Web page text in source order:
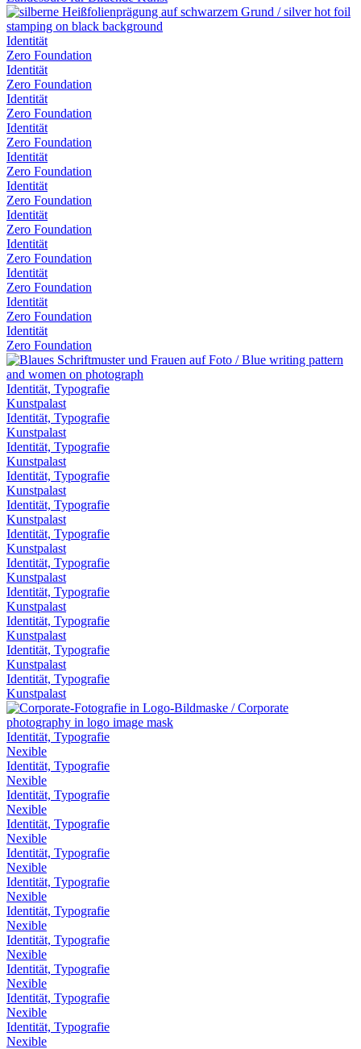
Identität
Zero Foundation
Identität
Zero Foundation
Identität
Zero Foundation
Identität
Zero Foundation
Identität
Zero Foundation
Identität
Zero Foundation
Identität
Zero Foundation
Identität
Zero Foundation
Identität
Zero Foundation
Identität
Zero Foundation
Identität
Zero Foundation
Identität, Typografie
Kunstpalast
Identität, Typografie
Kunstpalast
Identität, Typografie
Kunstpalast
Identität, Typografie
Kunstpalast
Identität, Typografie
Kunstpalast
Identität, Typografie
Kunstpalast
Identität, Typografie
Kunstpalast
Identität, Typografie
Kunstpalast
Identität, Typografie
Kunstpalast
Identität, Typografie
Kunstpalast
Identität, Typografie
Kunstpalast
Identität, Typografie
Nexible
Identität, Typografie
Nexible
Identität, Typografie
Nexible
Identität, Typografie
Nexible
Identität, Typografie
Nexible
Identität, Typografie
Nexible
Identität, Typografie
Nexible
Identität, Typografie
Nexible
Identität, Typografie
Nexible
Identität, Typografie
Nexible
Identität, Typografie
Nexible